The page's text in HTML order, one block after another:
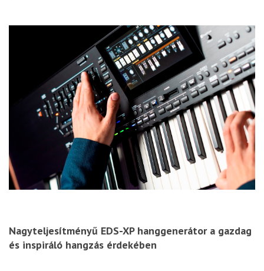
Nagyteljesítményű EDS-XP hanggenerátor a gazdag
és inspiráló hangzás érdekében